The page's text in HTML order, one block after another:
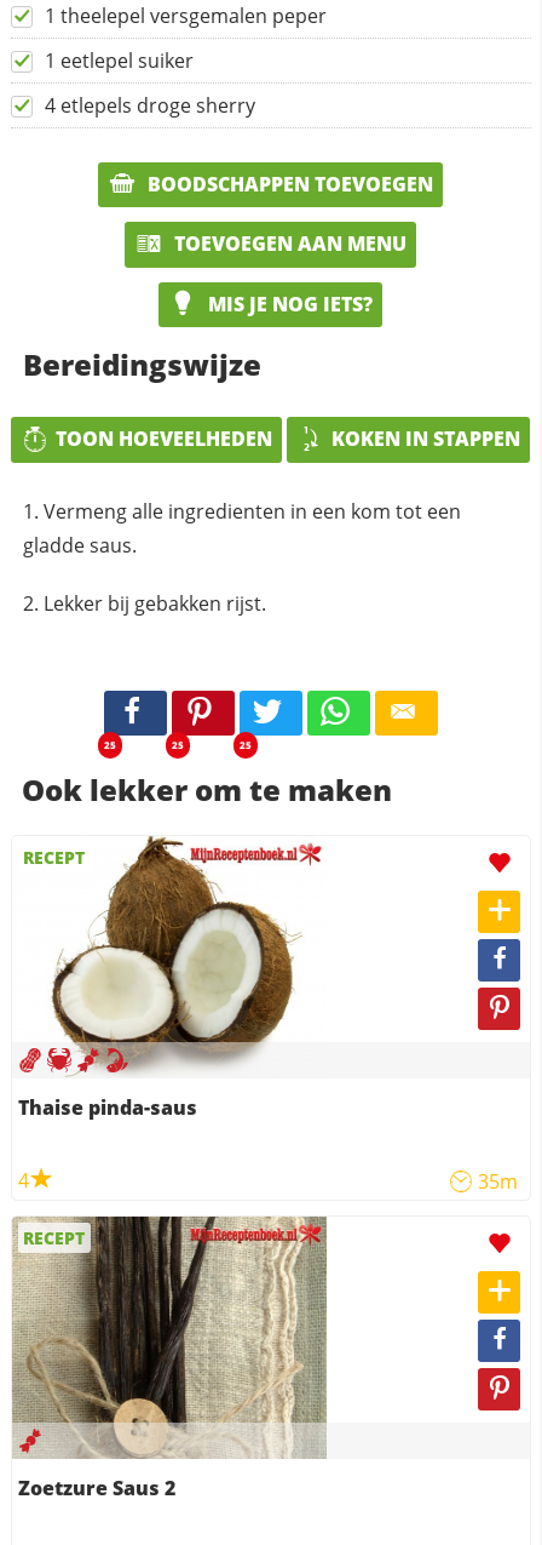
1 theelepel versgemalen peper
1 eetlepel suiker
4 etlepels droge sherry
BOODSCHAPPEN TOEVOEGEN
TOEVOEGEN AAN MENU
MIS JE NOG IETS?
Bereidingswijze
TOON HOEVEELHEDEN KOKEN IN STAPPEN
Vermeng alle ingredienten in een kom tot een
gladde saus.
Lekker bij gebakken rijst.
25 25 25
Ook lekker om te maken
RECEPT
Thaise pinda-saus
4 35m
RECEPT
Zoetzure Saus 2